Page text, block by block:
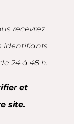
recevrez
identifiants
24 à 48 h.
et
site.